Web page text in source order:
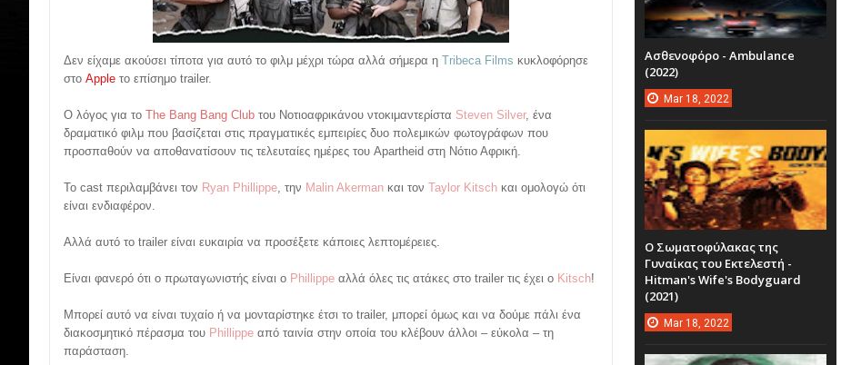
Δεν είχαμε ακούσει τίποτα για αυτό το φιλμ μέχρι τώρα αλλά σήμερα η Tribeca Films κυκλοφόρησε
στο Apple το επίσημο trailer.
Ο λόγος για το The Bang Bang Club του Νοτιοαφρικάνου ντοκιμαντερίστα Steven Silver, ένα
δραματικό φιλμ που βασίζεται στις πραγματικές εμπειρίες δυο πολεμικών φωτογράφων που
προσπαθούν να αποθανατίσουν τις τελευταίες ημέρες του Apartheid στη Νότιο Αφρική.
Το cast περιλαμβάνει τον Ryan Phillippe, την Malin Akerman και τον Taylor Kitsch και ομολογώ ότι
είναι ενδιαφέρον.
Αλλά αυτό το trailer είναι ευκαιρία να προσέξετε κάποιες λεπτομέρειες.
Είναι φανερό ότι ο πρωταγωνιστής είναι ο Phillippe αλλά όλες τις ατάκες στο trailer τις έχει ο Kitsch!
Μπορεί αυτό να είναι τυχαίο ή να μονταρίστηκε έτσι το trailer, μπορεί όμως και να δούμε πάλι ένα
διακοσμητικό πέρασμα του Phillippe από ταινία στην οποία του κλέβουν άλλοι – εύκολα – τη
παράσταση.
Ασθενοφόρο - Ambulance
(2022)
Mar 18, 2022
Ο Σωματοφύλακας της
Γυναίκας του Εκτελεστή -
Hitman's Wife's Bodyguard
(2021)
Mar 18, 2022